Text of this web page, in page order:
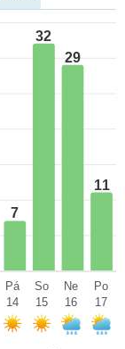
7
32
29
11
Pá
14
So
15
Ne
16
Po
17